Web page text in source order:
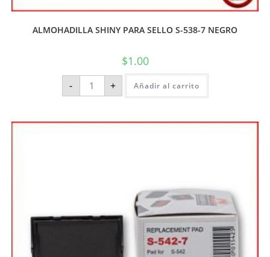
ALMOHADILLA SHINY PARA SELLO S-538-7 NEGRO
$1.00
- + Añadir al carrito